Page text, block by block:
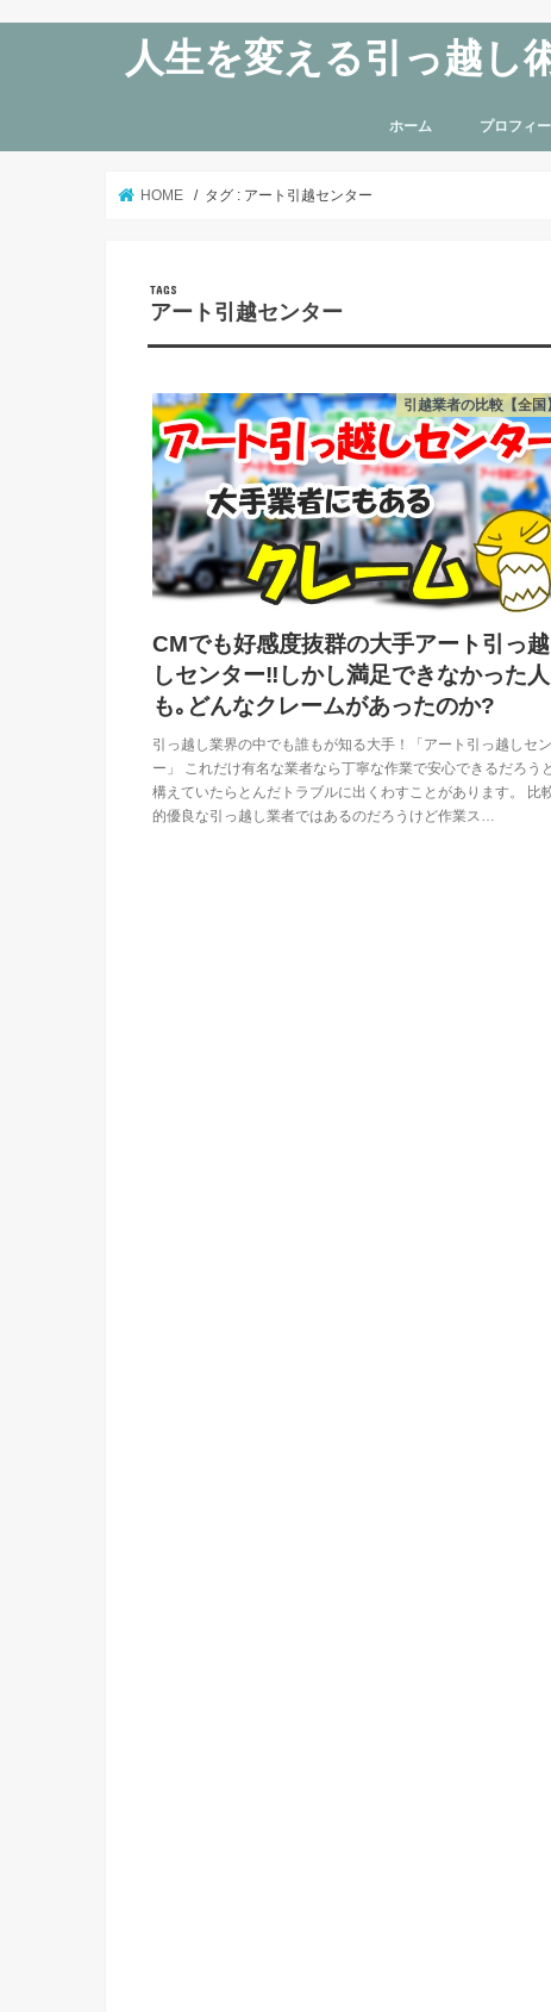
人生を変える引っ越し
ホーム プロフィ
HOME タグ : アート引越センター
アート引越センター
引越業者の比較【全国
CMでも好感度抜群の大手アート引っ越
しセンター‼しかし満足できなかった人
も｡どんなクレームがあったのか?
引っ越し業界の中でも誰もが知る大手！「アート引っ越しセ
ー」 これだけ有名な業者なら丁寧な作業で安心できるだろうと
構えていたらとんだトラブルに出くわすことがあります。 比
的優良な引っ越し業者ではあるのだろうけど作業ス…